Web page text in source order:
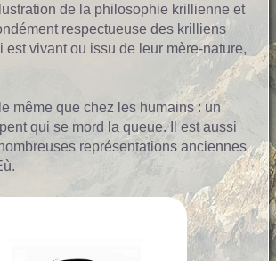
de la philosophie krillienne et
respectueuse des krilliens
est vivant ou issu de leur mère-nature,
même que chez les humains : un
qui se mord la queue. Il est aussi
représentations anciennes